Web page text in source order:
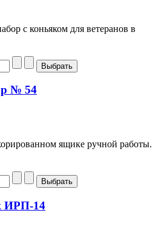
с коньяком для ветеранов в
№ 54
ящике ручной работы.
ИРП-14